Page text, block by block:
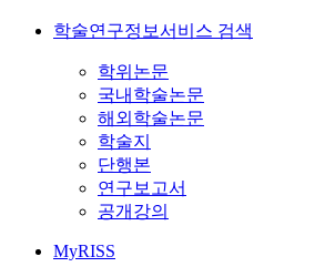
학술연구정보서비스 검색
학위논문
국내학술논문
해외학술논문
학술지
단행본
연구보고서
공개강의
MyRISS